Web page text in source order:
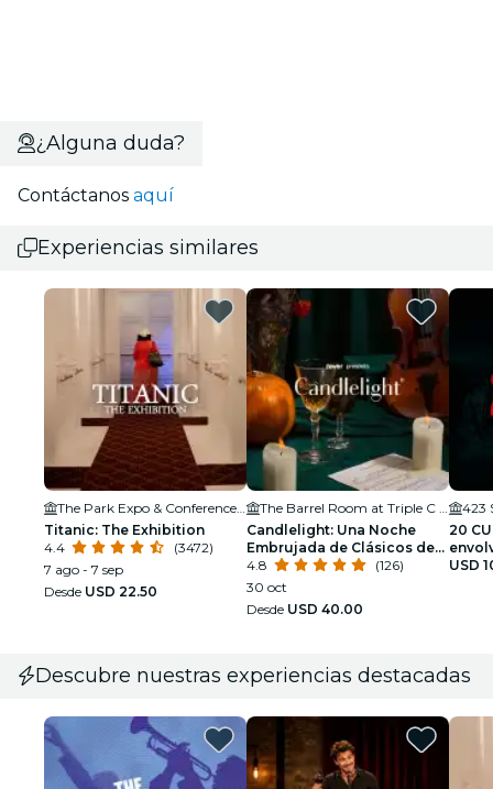
¿Alguna duda?
Contáctanos aquí
Experiencias similares
Titanic: The Exhibition
4.4
(3472)
7 ago - 7 sep
Desde USD 22.50
Candlelight: Una Noche
Embrujada de Clásicos de
Halloween
4.8
(126)
30 oct
Desde USD 40.00
423
20
el
USD
Descubre nuestras experiencias destacadas